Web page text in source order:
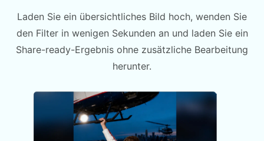
Laden Sie ein übersichtliches Bild hoch, wenden Sie
den Filter in wenigen Sekunden an und laden Sie ein
Share-ready-Ergebnis ohne zusätzliche Bearbeitung
herunter.